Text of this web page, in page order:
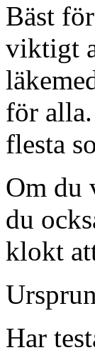
Bäst
viktigt
för
flesta
Om du
du
klokt
Har